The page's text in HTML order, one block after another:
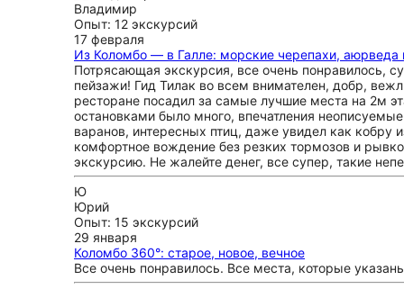
Владимир
Опыт: 12 экскурсий
17 февраля
Из Коломбо — в Галле: морские черепахи, аюрведа
Потрясающая экскурсия, все очень понравилось,
пейзажи! Гид Тилак во всем внимателен, добр,
ресторане посадил за самые лучшие места на 2м
остановками было много, впечатления
варанов, интересных птиц, даже увидел как кобру
комфортное вождение без резких тормозов и
экскурсию. Не жалейте денег, все супер, такие
Ю
Юрий
Опыт: 15 экскурсий
29 января
Коломбо 360°: старое, новое, вечное
Все очень понравилось. Все места, которые